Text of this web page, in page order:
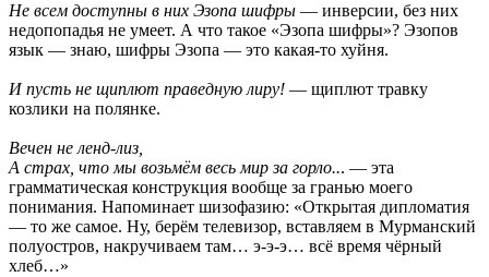
Не всем доступны в них Эзопа шифры — инверсии, без них
недопопадья не умеет. А что такое «Эзопа шифры»? Эзопов
язык — знаю, шифры Эзопа — это какая-то хуйня.
И пусть не щиплют праведную лиру! — щиплют травку
козлики на полянке.
Вечен не ленд-лиз,
А страх, что мы возьмём весь мир за горло... — эта
грамматическая конструкция вообще за гранью моего
понимания. Напоминает шизофазию: «Открытая дипломатия
— то же самое. Ну, берём телевизор, вставляем в Мурманский
полуостров, накручиваем там… э-э-э… всё время чёрный
хлеб…»